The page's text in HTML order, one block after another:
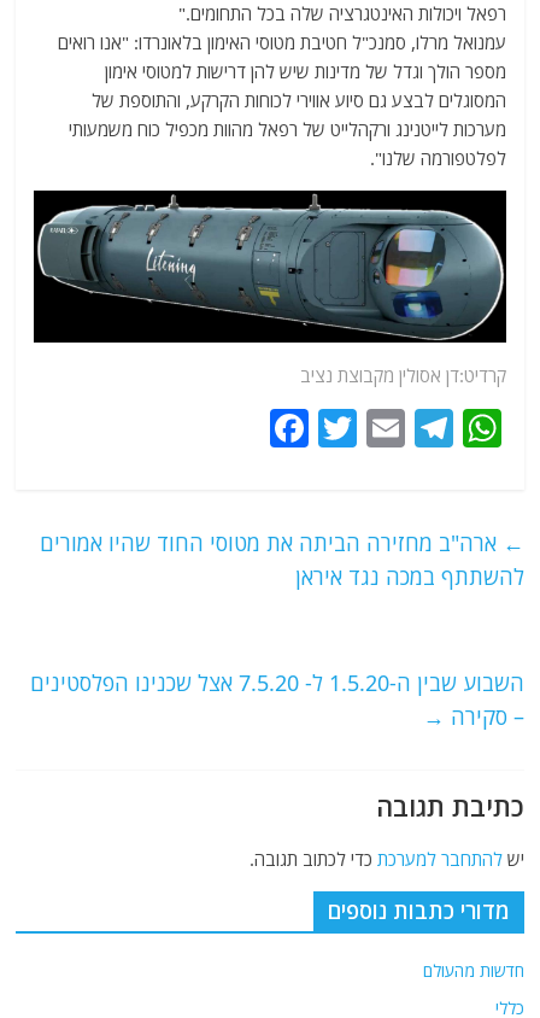
רפאל ויכולות האינטגרציה שלה בכל התחומים."
עמנואל מרלו, סמנכ"ל חטיבת מטוסי האימון בלאונרדו: "אנו רואים
מספר הולך וגדל של מדינות שיש להן דרישות למטוסי אימון
המסוגלים לבצע גם סיוע אווירי לכוחות הקרקע, והתוספת של
מערכות לייטנינג ורקהלייט של רפאל מהוות מכפיל כוח משמעותי
לפלטפורמה שלנו".
קרדיט:דן אסולין מקבוצת נציב
W
s
A
T
g
ra
E
l
T
er
e
k
← ארה"ב מחזירה הביתה את מטוסי החוד שהיו אמורים
להשתתף במכה נגד איראן
השבוע שבין ה-1.5.20 ל- 7.5.20 אצל שכנינו הפלסטינים
– סקירה →
כתיבת תגובה
ישלהתחבר למערכת כדי לכתוב תגובה.
מדורי כתבות נוספים
חדשות מהעולם
כללי